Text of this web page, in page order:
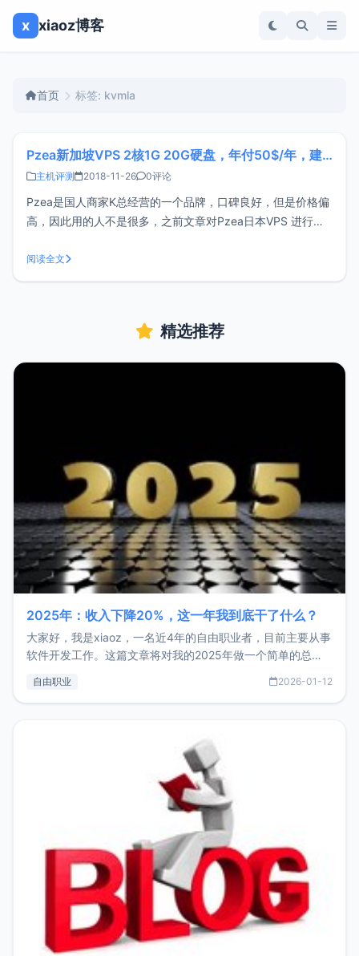
x xiaoz博客
首页 标签: kvmla
Pzea新加坡VPS 2核1G 20G硬盘，年付50$/年，建站首选，附详细评测
主机评测 2018-11-26 0评论
Pzea是国人商家K总经营的一个品牌，口碑良好，但是价格偏
高，因此用的人不是很多，之前文章对Pzea日本VPS 进行过
这次Pzea新加坡VPS活动促销，原价100$/年的套餐，年付仅
需50$/年，想安心做站的可以关注下。套餐配置CPU：2核内
阅读全文
精选推荐
2025年：收入下降20%，这一年我到底干了什么？
大家好，我是xiaoz，一名近4年的自由职业者，目前主要从事
软件开发工作。这篇文章将对我的2025年做一个简单的总
收入下降20%，但却过得很充实，2026年不求突破，但求保
自由职业 2026-01-12